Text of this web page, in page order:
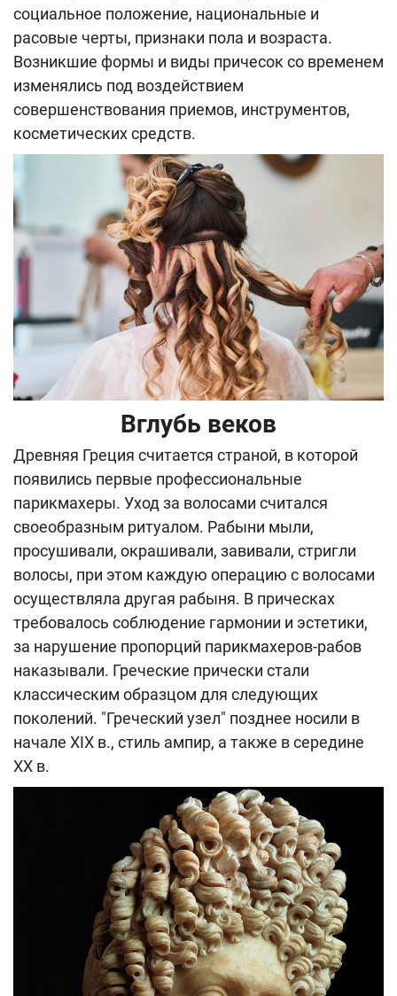
социальное положение, национальные и
расовые черты, признаки пола и возраста.
Возникшие формы и виды причесок со временем
изменялись под воздействием
совершенствования приемов, инструментов,
косметических средств.
Вглубь веков
Древняя Греция считается страной, в которой
появились первые профессиональные
парикмахеры. Уход за волосами считался
своеобразным ритуалом. Рабыни мыли,
просушивали, окрашивали, завивали, стригли
волосы, при этом каждую операцию с волосами
осуществляла другая рабыня. В прическах
требовалось соблюдение гармонии и эстетики,
за нарушение пропорций парикмахеров-рабов
наказывали. Греческие прически стали
классическим образцом для следующих
поколений. "Греческий узел" позднее носили в
начале ХIХ в., стиль ампир, а также в середине
ХХ в.